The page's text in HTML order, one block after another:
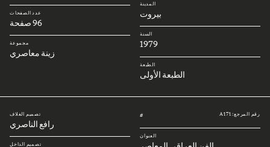
المدينة
بيروت
السنة
1979
الطبعة
الطبعة الأولى
عدد الصفحات
96 صفحة
مجموعة
زينة معاصري
رقم المرجع: A171 #
العنوان
تصميم الغلاف
رافع الناصري
تصميم الداخل